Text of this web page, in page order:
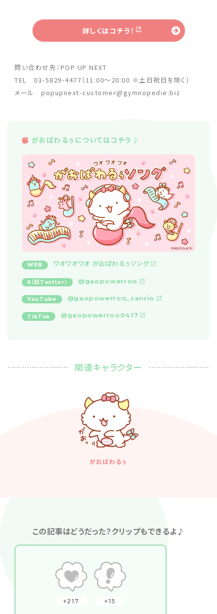
詳しくはコチラ！
問い合わせ先：POP UP NEXT
TEL 03-5829-4477（11:00〜20:00 ※土日祝日を除く）
メール popupnext-customer@gymnopedie.biz
がおぱわるぅについてはコチラ♪
WEB ワオワオワオ がおぱわるぅソング
X（旧Twitter） @gaopowerroo
YouTube @gaopowerroo_sanrio
TikTok @gaopowerroo0417
関連キャラクター
がおぱわるぅ
この記事はどうだった？クリップもできるよ♪
217 15